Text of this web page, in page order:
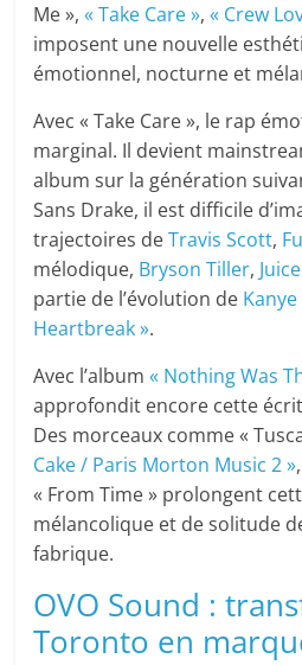
Me »,« Take Care »,« Crew
imposent une nouvelle
émotionnel, nocturne et
Avec « Take Care », le rap
marginal. Il devient
album sur la génération
Sans Drake, il est difficile
trajectoires deTravis Scott,
mélodique, Bryson Tiller,
partie de l’évolution de
Heartbreak ».
Avec l’album« Nothing Was
approfondit encore cette
Des morceaux comme «
Cake / Paris Morton Music 2 »
« From Time » prolongent
mélancolique et de solitude
fabrique.
OVO Sound :
Toronto en